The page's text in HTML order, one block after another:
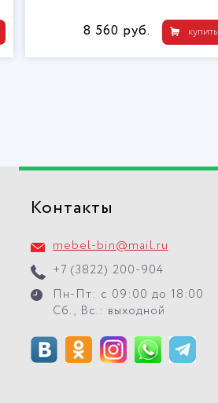
купить
8 560 руб.
Контакты
mebel-bin@mail.ru
+7 (3822) 200-904
Пн-Пт: с 09:00 до 18:00
Сб., Вс.: выходной